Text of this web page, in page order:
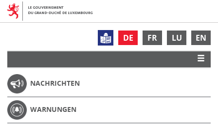
DE FR LU EN
NACHRICHTEN
WARNUNGEN